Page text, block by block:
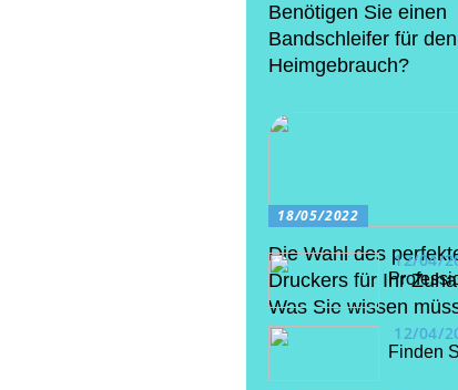
Benötigen Sie einen
Bandschleifer für den
Heimgebrauch?
18/05/2022
Die Wahl des
Druckers für Ihr
Was Sie wissen
12/04/
12/04/
Finden